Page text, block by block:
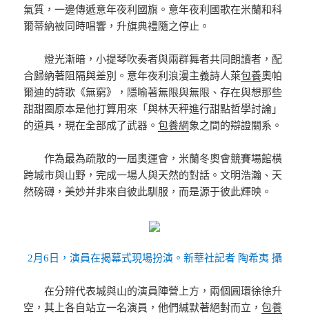
氣質，一邊傳遞意年夜利國旗。意年夜利國歌在米蘭和科
爾蒂納被同時唱響，升旗典禮隨之停止。
燈光漸暗，小提琴吹奏者與兩群舞者共同朗讀者，配
合歸納著阻隔與差別。意年夜利浪漫主義詩人萊包養奧帕
爾迪的詩歌《無窮》，隱喻著無限與無限、存在與想那些
甜甜圈原本是他打算用來「與林天秤進行甜點哲學討論」
的道具，現在全部成了武器。包養網象之間的辯證關系。
作為最為疏散的一屆奧運會，米蘭冬奧會競賽場館橫
跨城市與山野，完成一場人與天然的對話。文明浩瀚、天
然磅礴，美妙并非來自彼此馴服，而是源于彼此輝映。
2月6日，演員在揭幕式現場扮演。新華社記者 陶希夷 攝
在分辨代表城與山的演員陣營上方，兩個圓環徐徐升
空，其上各自站立一名演員，他們緘默著絕對而立，包養